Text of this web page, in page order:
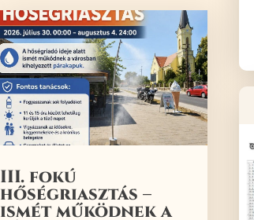
III. fokú
hőségriasztás –
ismét működnek a